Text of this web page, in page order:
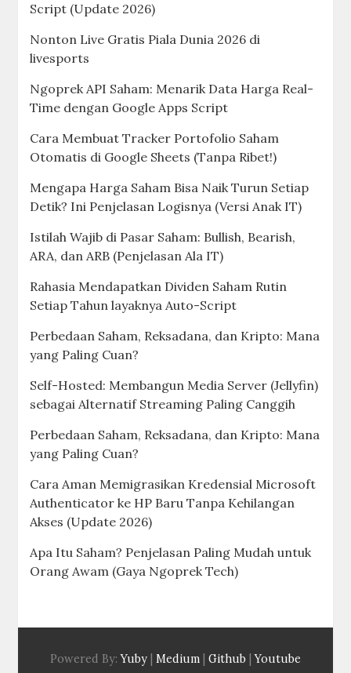
Script (Update 2026)
Nonton Live Gratis Piala Dunia 2026 di
livesports
Ngoprek API Saham: Menarik Data Harga Real-
Time dengan Google Apps Script
Cara Membuat Tracker Portofolio Saham
Otomatis di Google Sheets (Tanpa Ribet!)
Mengapa Harga Saham Bisa Naik Turun Setiap
Detik? Ini Penjelasan Logisnya (Versi Anak IT)
Istilah Wajib di Pasar Saham: Bullish, Bearish,
ARA, dan ARB (Penjelasan Ala IT)
Rahasia Mendapatkan Dividen Saham Rutin
Setiap Tahun layaknya Auto-Script
Perbedaan Saham, Reksadana, dan Kripto: Mana
yang Paling Cuan?
Self-Hosted: Membangun Media Server (Jellyfin)
sebagai Alternatif Streaming Paling Canggih
Perbedaan Saham, Reksadana, dan Kripto: Mana
yang Paling Cuan?
Cara Aman Memigrasikan Kredensial Microsoft
Authenticator ke HP Baru Tanpa Kehilangan
Akses (Update 2026)
Apa Itu Saham? Penjelasan Paling Mudah untuk
Orang Awam (Gaya Ngoprek Tech)
Powered By:Yuby Medium Github |Youtube